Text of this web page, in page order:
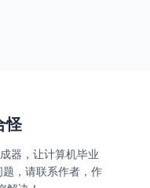
怪
器，让计算机毕业
，请联系作者，作